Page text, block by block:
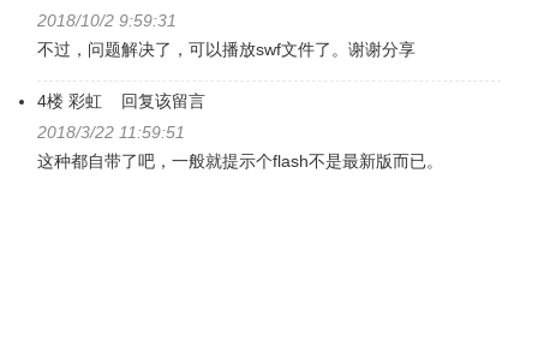
2018/10/2 9:59:31
不过，问题解决了，可以播放swf文件了。谢谢分享
4楼彩虹
回复该留言
2018/3/22 11:59:51
这种都自带了吧，一般就提示个flash不是最新版而已。